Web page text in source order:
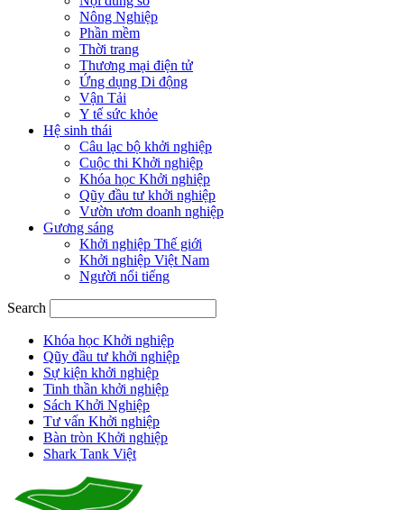
Nông Nghiệp
Phần mềm
Thời trang
Thương mại điện tử
Ứng dụng Di động
Vận Tải
Y tế sức khỏe
Hệ sinh thái
Câu lạc bộ khởi nghiệp
Cuộc thi Khởi nghiệp
Khóa học Khởi nghiệp
Qũy đầu tư khởi nghiệp
Vườn ươm doanh nghiệp
Gương sáng
Khởi nghiệp Thế giới
Khởi nghiệp Việt Nam
Người nổi tiếng
Search
Khóa học Khởi nghiệp
Qũy đầu tư khởi nghiệp
Sự kiện khởi nghiệp
Tinh thần khởi nghiệp
Sách Khởi Nghiệp
Tư vấn Khởi nghiệp
Bàn tròn Khởi nghiệp
Shark Tank Việt